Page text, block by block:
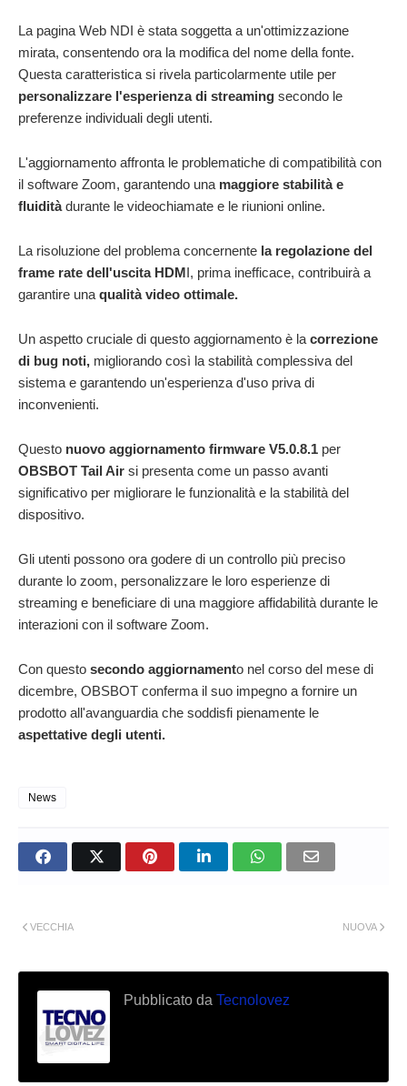
La pagina Web NDI è stata soggetta a un'ottimizzazione
mirata, consentendo ora la modifica del nome della fonte.
Questa caratteristica si rivela particolarmente utile per
personalizzare l'esperienza di streaming secondo le
preferenze individuali degli utenti.
L'aggiornamento affronta le problematiche di compatibilità con
il software Zoom, garantendo una maggiore stabilità e
fluiditàdurante le videochiamate e le riunioni online.
La risoluzione del problema concernente la regolazione del
frame rate dell'uscita HDMI, prima inefficace, contribuirà a
garantire una qualità video ottimale.
Un aspetto cruciale di questo aggiornamento è la correzione
di bug noti, migliorando così la stabilità complessiva del
sistema e garantendo un'esperienza d'uso priva di
inconvenienti.
Questo nuovo aggiornamento firmware V5.0.8.1 per
OBSBOT Tail Air si presenta come un passo avanti
significativo per migliorare le funzionalità e la stabilità del
dispositivo.
Gli utenti possono ora godere di un controllo più preciso
durante lo zoom, personalizzare le loro esperienze di
streaming e beneficiare di una maggiore affidabilità durante le
interazioni con il software Zoom.
Con questo secondo aggiornamento nel corso del mese di
dicembre, OBSBOT conferma il suo impegno a fornire un
prodotto all'avanguardia che soddisfi pienamente le
aspettative degli utenti.
News
NUOVA
VECCHIA
Pubblicato da Tecnolovez